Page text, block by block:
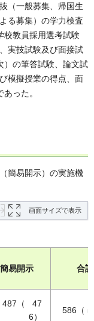
（一般募集、帰国生
る募集）の学力検査
校教員採用選考試験
実技試験及び面接試
）の筆答試験、論文試
模擬授業の得点、面
った。
簡易開示）の実施機
画面サイズで表示
簡易開示 合計
487（ 47
6）
586（